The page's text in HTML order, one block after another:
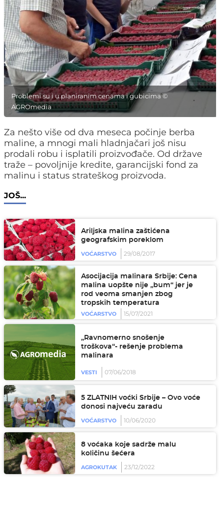
Problemi su i u planiranim cenama i gubicima ©
AGROmedia
Za nešto više od dva meseca počinje berba
maline, a mnogi mali hladnjačari još nisu
prodali robu i isplatili proizvođače. Od države
traže – povoljnije kredite, garancijski fond za
malinu i status strateškog proizvoda.
JOŠ...
Ariljska malina zaštićena
geografskim poreklom
VOĆARSTVO 29/08/2017
Asocijacija malinara Srbije: Cena
malina uopšte nije „bum“ jer je
rod veoma smanjen zbog
tropskih temperatura
VOĆARSTVO
15/07/2021
„Ravnomerno snošenje
troškova“- rešenje problema
malinara
VESTI 07/06/2018
5 ZLATNIH voćki Srbije – Ovo voće
donosi najveću zaradu
VOĆARSTVO 10/06/2020
8 voćaka koje sadrže malu
količinu šećera
AGROKUTAK 23/12/2022